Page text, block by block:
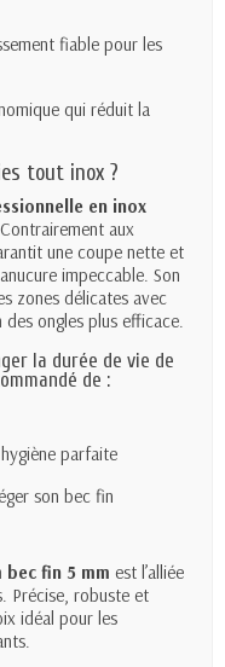
fiable pour les
qui réduit la
tout inox ?
en inox
aux
une coupe nette et
impeccable. Son
zones délicates avec
ongles plus efficace.
la durée de vie de
de :
parfaite
son bec fin
bec fin 5 mm est l’alliée
Précise, robuste et
idéal pour les